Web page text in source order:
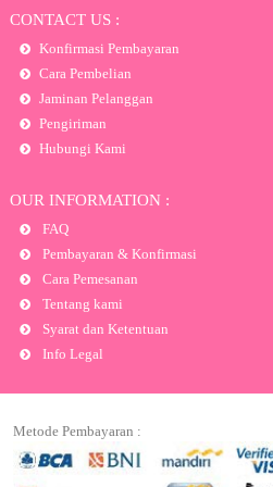
CONTACT US :
Konfirmasi Pembayaran
Cara Pembelian
Jaminan Pelanggan
Pengiriman
Hubungi Kami
OUR INFORMATION :
FAQ
Pembayaran & Konfirmasi
Cara Pemesanan
Tentang kami
Syarat dan Ketentuan
Info Legal
Metode Pembayaran :